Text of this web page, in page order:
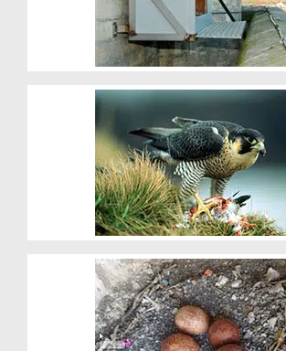
Jachtmethoden en voedsel
Voortplanting